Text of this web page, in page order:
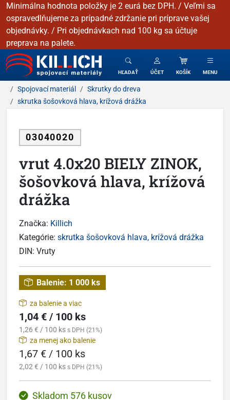
Minimálna hodnota položky je 2 eurá bez DPH. / Veľmi sa
ospravedlňujeme za prípadné zdržanie pri príprave vašej
objednávky. / Pri objednávkach nad 100 kg sa účtuje
preprava na palete.
KILLICH - Spojovacie materiály
HĽADAŤ ÚČET KOŠÍK MENU
Spojovací materiál
Skrutky do dreva
skrutka šošovková hlava, krížová drážka
03040020
vrut 4.0x20 BIELY ZINOK,
šošovková hlava, krížová
drážka
Značka: Killich
Kategórie: skrutka šošovková hlava, krížová drážka
DIN: Vruty
Balenie: 1 000 ks
za balenie a viac
1,04 € / 100 ks
1,26 € / 100 ks s DPH (21%)
za menej ako balenie
1,67 € / 100 ks
2,02 € / 100 ks s DPH (21%)
Skladom 576 kusov